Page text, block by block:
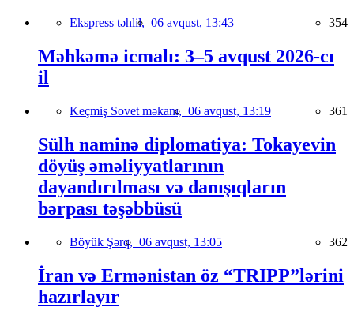
Ekspress təhlil, 06 avqust, 13:43 354
Məhkəmə icmalı: 3–5 avqust 2026-cı
il
Keçmiş Sovet məkanı, 06 avqust, 13:19 361
Sülh naminə diplomatiya: Tokayevin
döyüş əməliyyatlarının
dayandırılması və danışıqların
bərpası təşəbbüsü
Böyük Şərq, 06 avqust, 13:05 362
İran və Ermənistan öz “TRIPP”lərini
hazırlayır